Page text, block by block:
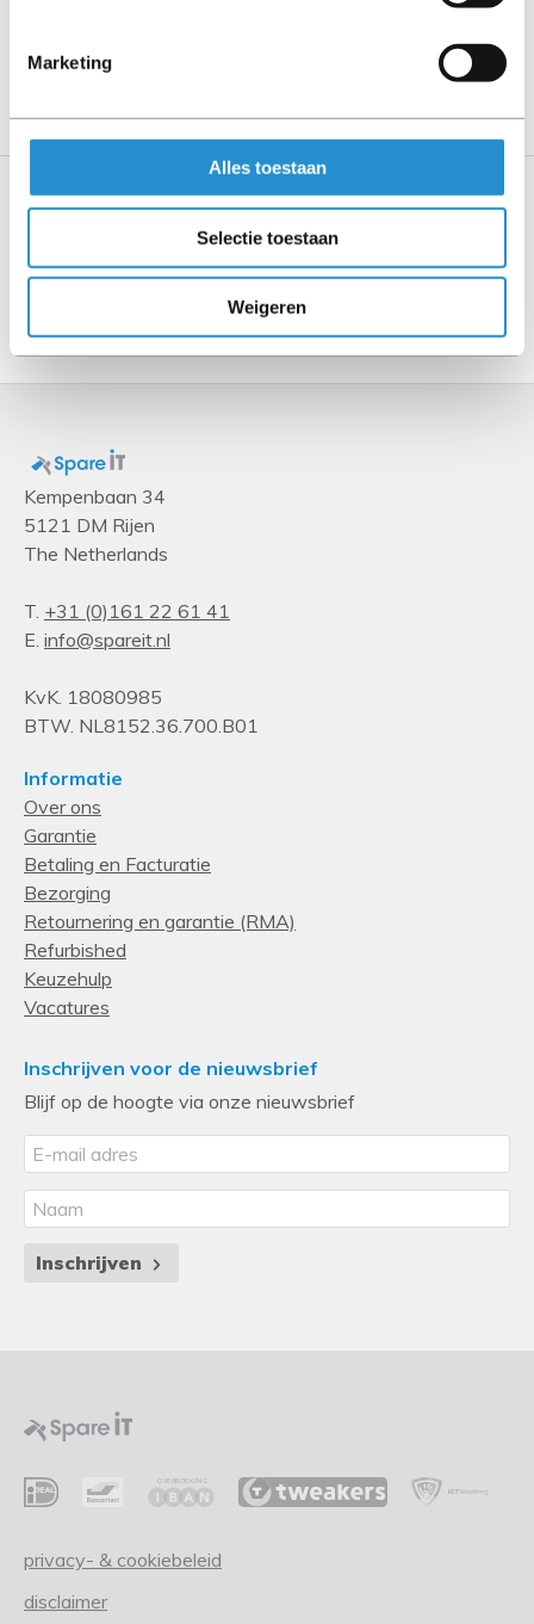
Marketing
Alles toestaan
Selectie toestaan
Weigeren
garantieperiode van 90 dagen, tenzij anders
aangegeven.
Kempenbaan 34
5121 DM Rijen
The Netherlands
T. +31 (0)161 22 61 41
E. info@spareit.nl
KvK. 18080985
BTW. NL8152.36.700.B01
Informatie
Over ons
Garantie
Betaling en Facturatie
Bezorging
Retournering en garantie (RMA)
Refurbished
Keuzehulp
Vacatures
Inschrijven voor de nieuwsbrief
Blijf op de hoogte via onze nieuwsbrief
Inschrijven
privacy- & cookiebeleid
disclaimer